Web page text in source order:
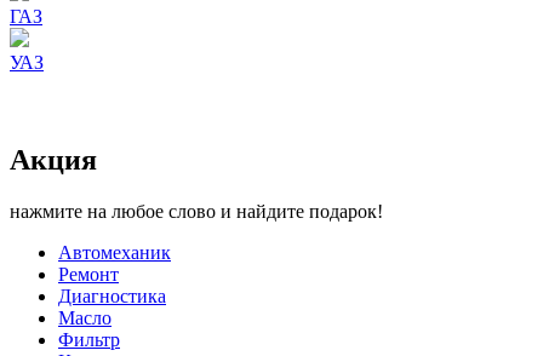
ГАЗ
УАЗ
Акция
нажмите на любое слово и найдите подарок!
Автомеханик
Ремонт
Диагностика
Масло
Фильтр